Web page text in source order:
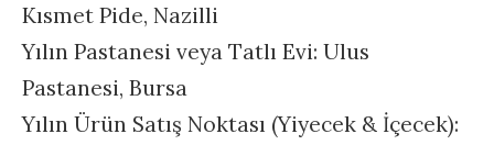
Kısmet Pide, Nazilli
Yılın Pastanesi veya Tatlı Evi: Ulus
Pastanesi, Bursa
Yılın Ürün Satış Noktası (Yiyecek & İçecek):